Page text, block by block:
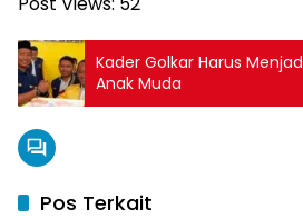
Kader Golkar Harus
Anak Muda
Pos Terkait